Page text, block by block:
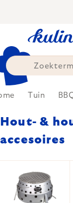
Tuin
Hout- &
accesoires